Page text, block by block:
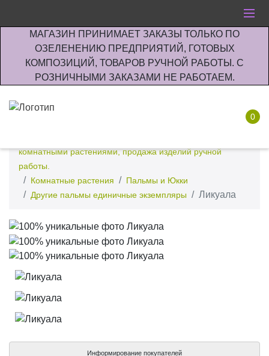
МАГАЗИН ПРИНИМАЕТ ЗАКАЗЫ ТОЛЬКО ПО
ОЗЕЛЕНЕНИЮ ПРЕДПРИЯТИЙ, ГОТОВЫХ
КОМПОЗИЦИЙ, ТОВАРОВ РУЧНОЙ РАБОТЫ. С
РОЗНИЧНЫМИ ЗАКАЗАМИ НЕ РАБОТАЕМ.
0
комнатными растениями, продажа изделий ручной
работы.
Комнатные растения
Пальмы и Юкки
Другие пальмы единичные экземпляры
Ликуала
Информирование покупателей